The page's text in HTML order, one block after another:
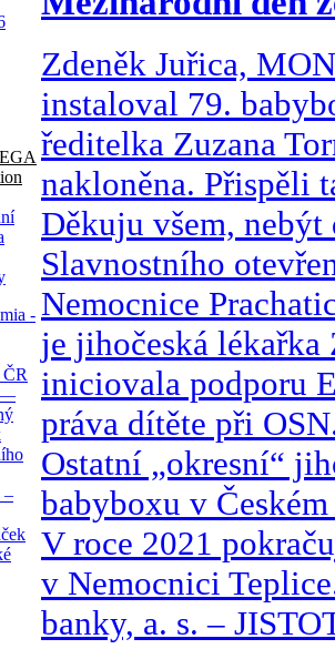
Zdeněk Juřica,
instaloval 79.
ředitelka Zuzana
nakloněna. Přispěli
Děkuju všem,
Slavnostního
Nemocnice
je jihočeská lékařka
iniciovala podporu
práva dítěte při
Ostatní „okresní“
babyboxu v
V roce 2021
v Nemocnici
banky, a. s. –